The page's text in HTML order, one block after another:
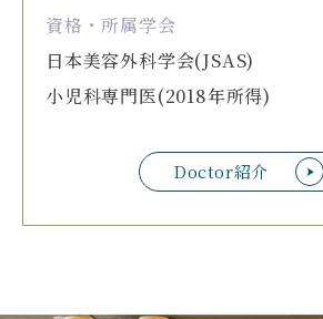
Doctor紹介
資格・所属学会
日本美容外科学会(JSAS)
小児科専門医(2018年所得)